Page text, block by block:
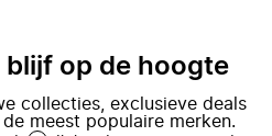
blijf op de hoogte
collecties, exclusieve deals
meest populaire merken.